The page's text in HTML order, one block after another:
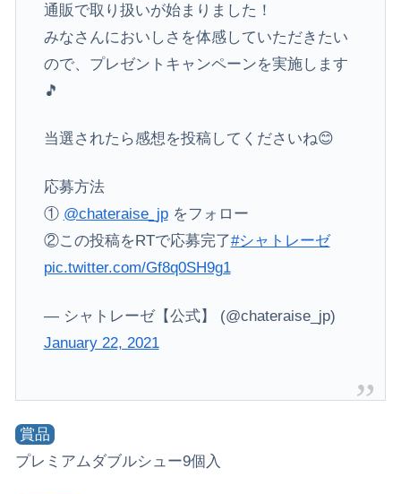
通販で取り扱いが始まりました！
みなさんにおいしさを体感していただきたい
ので、プレゼントキャンペーンを実施します
🎵
当選されたら感想を投稿してくださいね😊
応募方法
① @chateraise_jpをフォロー
②この投稿をRTで応募完了#シャトレーゼ
pic.twitter.com/Gf8q0SH9g1
— シャトレーゼ【公式】 (@chateraise_jp)
January 22, 2021
賞品
プレミアムダブルシュー9個入